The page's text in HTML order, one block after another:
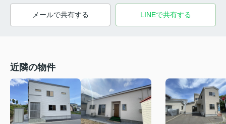
メールで共有する LINEで共有する
近隣の物件